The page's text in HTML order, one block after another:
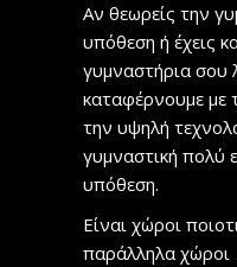
Αν θεωρείς την
υπόθεση ή έχεις
γυμναστήρια σου
καταφέρνουμε με
την υψηλή
γυμναστική πολύ
υπόθεση.
Είναι χώροι
παράλληλα χώροι